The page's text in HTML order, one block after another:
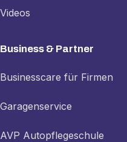
Videos
Business & Partner
Businesscare für Firmen
Garagenservice
AVP Autopflegeschule